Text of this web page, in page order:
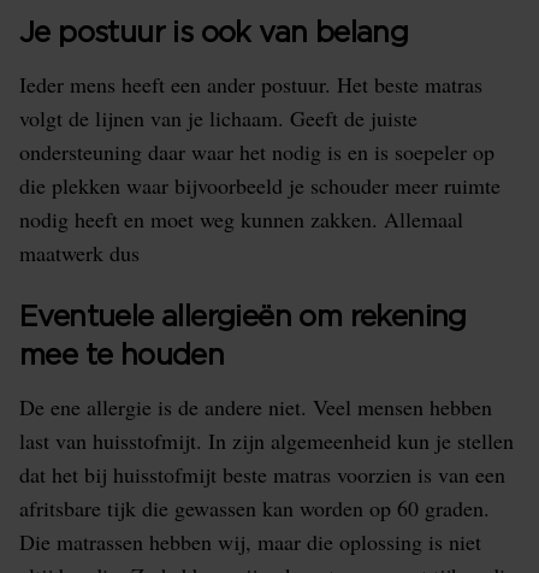
Je postuur is ook van belang
Ieder mens heeft een ander postuur. Het beste matras
volgt de lijnen van je lichaam. Geeft de juiste
ondersteuning daar waar het nodig is en is soepeler op
die plekken waar bijvoorbeeld je schouder meer ruimte
nodig heeft en moet weg kunnen zakken. Allemaal
maatwerk dus
Eventuele allergieën om rekening
mee te houden
De ene allergie is de andere niet. Veel mensen hebben
last van huisstofmijt. In zijn algemeenheid kun je stellen
dat het bij huisstofmijt beste matras voorzien is van een
afritsbare tijk die gewassen kan worden op 60 graden.
Die matrassen hebben wij, maar die oplossing is niet